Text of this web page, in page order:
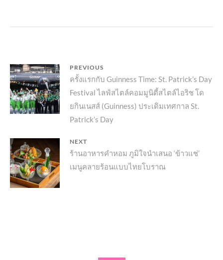
แนะแนว
เรื่อง
PREVIOUS
Previous
post:
ครั้งแรกกับ Guinness Time: St. Patrick’s Day
Festival ไลฟ์สไตล์คอมมูนิตี้สไตล์ไอริช โด
ยกินเนสส์ (Guinness) ประเดิมเทศกาล St.
Patrick’s Day
NEXT
Next
post:
ร้านอาหารคำหอม ภูมิใจนำเสนอ ‘ข้าวแช่’
เมนูคลายร้อนแบบไทยโบราณ